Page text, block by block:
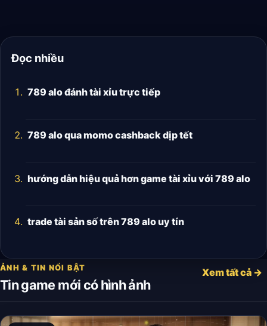
Đọc nhiều
789 alo đánh tài xỉu trực tiếp
789 alo qua momo cashback dịp tết
hướng dẫn hiệu quả hơn game tài xỉu với 789 alo
trade tài sản số trên 789 alo uy tín
ẢNH & TIN NỔI BẬT
Tin game mới có hình ảnh
Xem tất cả →